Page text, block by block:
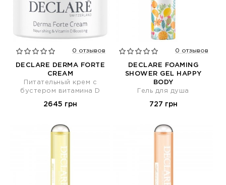
0 отзывов
DECLARE DERMA FORTE
CREAM
Питательный крем с
бустером витамина D
2645 грн
0 отзывов
DECLARE FOAMING
SHOWER GEL HAPPY
BODY
Гель для душа
727 грн